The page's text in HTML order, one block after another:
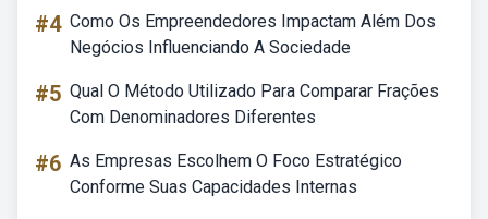
#4 Como Os Empreendedores Impactam Além Dos
Negócios Influenciando A Sociedade
#5 Qual O Método Utilizado Para Comparar Frações
Com Denominadores Diferentes
#6 As Empresas Escolhem O Foco Estratégico
Conforme Suas Capacidades Internas